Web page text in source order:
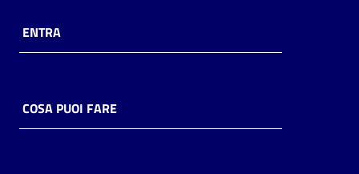
ENTRA
COSA PUOI FARE